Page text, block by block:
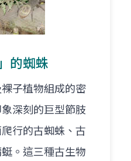
的蜘蛛
子植物組成的密
深刻的巨型節肢
行的古蜘蛛、古
。這三種古生物